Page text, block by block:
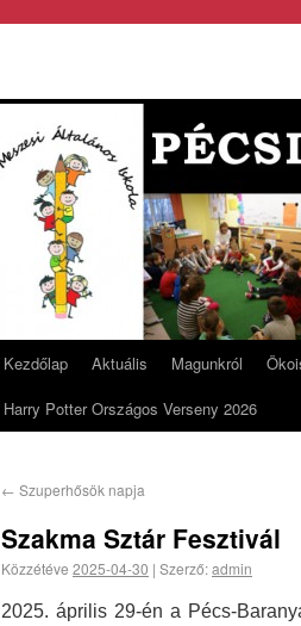
Kezdőlap Aktuális Magunkról
Harry Potter Országos Verseny 2026
← Szuperhősök napja
Szakma Sztár Fesztivál
Közzétéve 2025-04-30 | Szerző:admin
2025. április 29-én a Pécs-